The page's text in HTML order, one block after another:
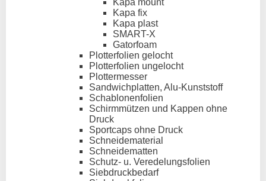
Kapa mount
Kapa fix
Kapa plast
SMART-X
Gatorfoam
Plotterfolien gelocht
Plotterfolien ungelocht
Plottermesser
Sandwichplatten, Alu-Kunststoff
Schablonenfolien
Schirmmützen und Kappen ohne
Druck
Sportcaps ohne Druck
Schneidematerial
Schneidematten
Schutz- u. Veredelungsfolien
Siebdruckbedarf